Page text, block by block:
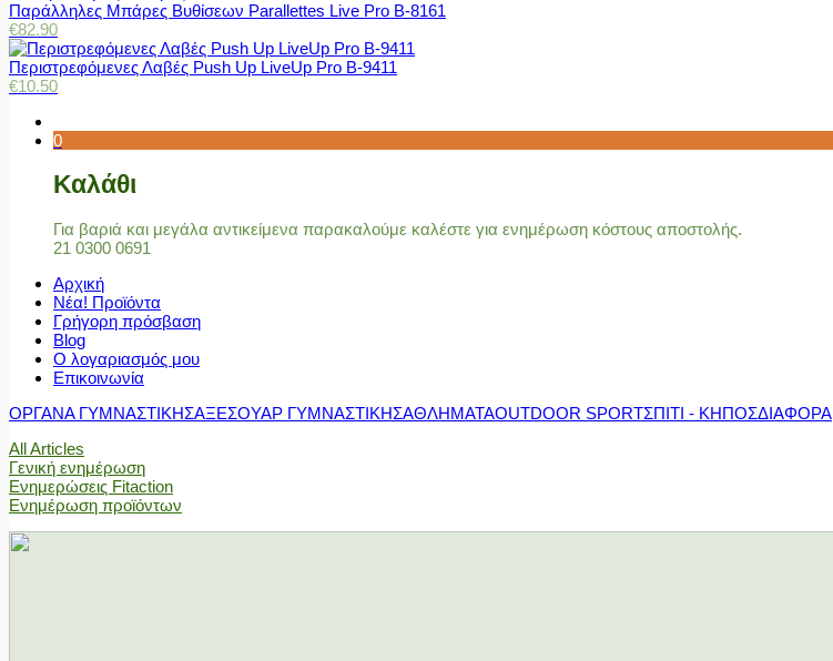
Παράλληλες Μπάρες Βυθίσεων Parallettes Live Pro Β-8161
€82.90
Περιστρεφόμενες Λαβές Push Up LiveUp Pro Β-9411
€10.50
0
Καλάθι
Για βαριά και μεγάλα αντικείμενα παρακαλούμε καλέστε για ενημέρωση κόστους αποστολής.
21 0300 0691
Αρχική
Νέα! Προϊόντα
Γρήγορη πρόσβαση
Blog
Ο λογαριασμός μου
Επικοινωνία
ΟΡΓΑΝΑ ΓΥΜΝΑΣΤΙΚΗΣΑΞΕΣΟΥΑΡ ΓΥΜΝΑΣΤΙΚΗΣΑΘΛΗΜΑΤΑOUTDOOR SPORTΣΠΙΤΙ - ΚΗΠΟΣΔΙΑΦΟΡΑ
All Articles
Γενική ενημέρωση
Ενημερώσεις Fitaction
Ενημέρωση προϊόντων